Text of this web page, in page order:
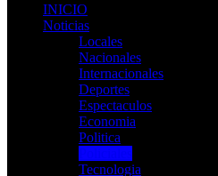
INICIO
Noticias
Locales
Nacionales
Internacionales
Deportes
Espectaculos
Economia
Politica
Tecnologia